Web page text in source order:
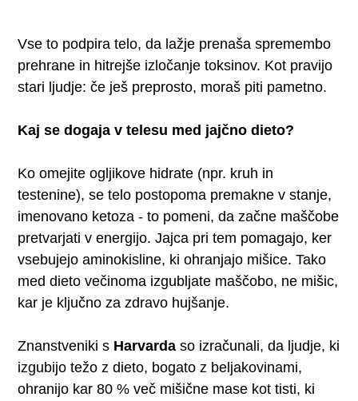
Vse to podpira telo, da lažje prenaša spremembo
prehrane in hitrejše izločanje toksinov. Kot pravijo
stari ljudje: če ješ preprosto, moraš piti pametno.
Kaj se dogaja v telesu med jajčno dieto?
Ko omejite ogljikove hidrate (npr. kruh in
testenine), se telo postopoma premakne v stanje,
imenovano ketoza - to pomeni, da začne maščobe
pretvarjati v energijo. Jajca pri tem pomagajo, ker
vsebujejo aminokisline, ki ohranjajo mišice. Tako
med dieto večinoma izgubljate maščobo, ne mišic,
kar je ključno za zdravo hujšanje.
Znanstveniki s Harvarda so izračunali, da ljudje, ki
izgubijo težo z dieto, bogato z beljakovinami,
ohranijo kar 80 % več mišične mase kot tisti, ki